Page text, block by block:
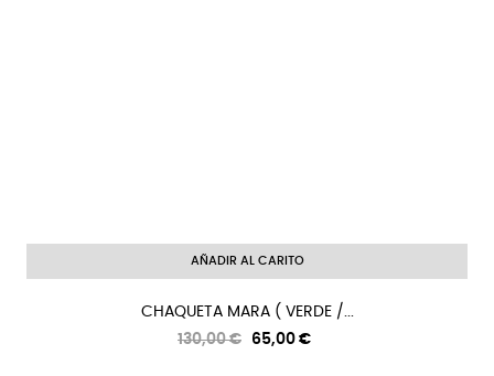
AÑADIR AL CARITO
CHAQUETA MARA ( VERDE /...
Precio
130,00 € Precio
65,00 €